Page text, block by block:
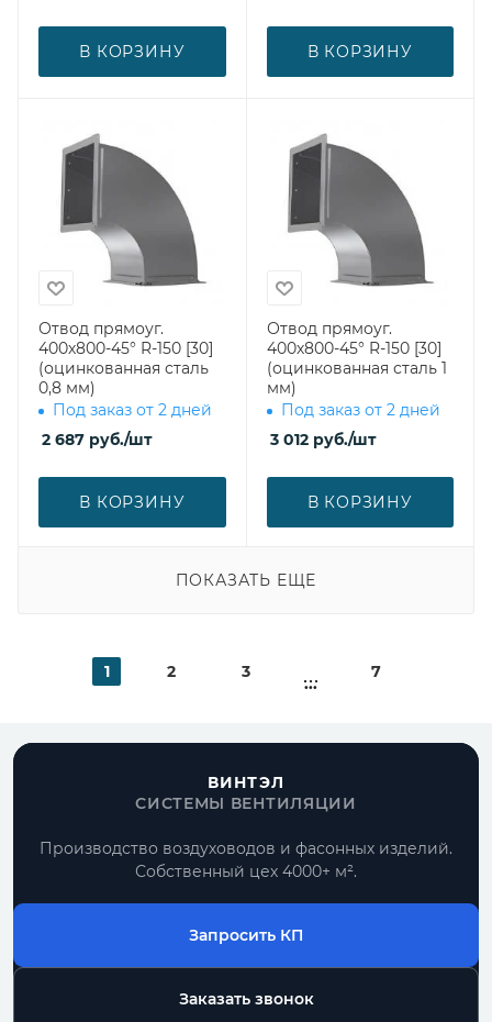
В КОРЗИНУ В КОРЗИНУ
Отвод прямоуг.
400х800-45° R-150 [30]
(оцинкованная сталь
0,8 мм)
Под заказ от 2 дней
2 687 руб./шт
В КОРЗИНУ
Отвод прямоуг.
400х800-45° R-150 [30]
(оцинкованная сталь 1
мм)
Под заказ от 2 дней
3 012руб./шт
В КОРЗИНУ
ПОКАЗАТЬ ЕЩЕ
1 2 3
...
7
ВИНТЭЛ
СИСТЕМЫ ВЕНТИЛЯЦИИ
Производство воздуховодов и фасонных изделий.
Собственный цех 4000+ м².
Запросить КП
Заказать звонок